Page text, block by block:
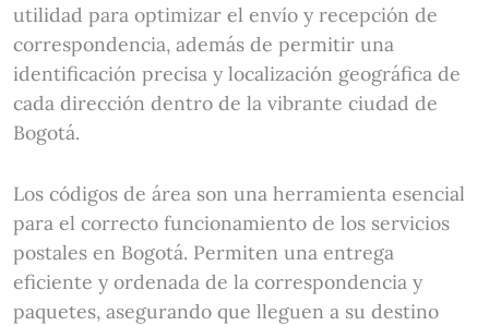
utilidad para optimizar el envío y recepción de
correspondencia, además de permitir una
identificación precisa y localización geográfica de
cada dirección dentro de la vibrante ciudad de
Bogotá.
Los códigos de área son una herramienta esencial
para el correcto funcionamiento de los servicios
postales en Bogotá. Permiten una entrega
eficiente y ordenada de la correspondencia y
paquetes, asegurando que lleguen a su destino